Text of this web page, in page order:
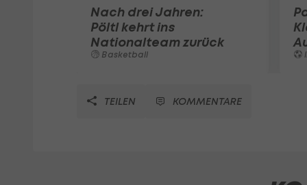
Nach drei Jahren:
Pöltl kehrt ins
Nationalteam zurück
Basketball
TEILEN KOMMENTARE